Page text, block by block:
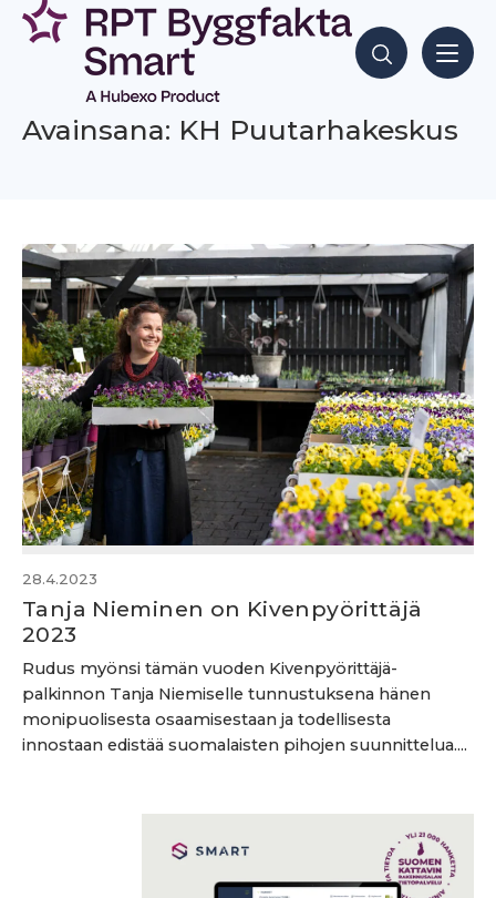
Siirry
sisältöön
Hae sisältöjä
Avainsana: KH Puutarhakeskus
28.4.2023
Tanja Nieminen on Kivenpyörittäjä
2023
Rudus myönsi tämän vuoden Kivenpyörittäjä-
palkinnon Tanja Niemiselle tunnustuksena hänen
monipuolisesta osaamisestaan ja todellisesta
innostaan edistää suomalaisten pihojen suunnittelua....